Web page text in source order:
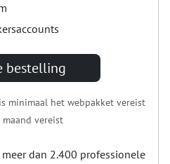
bestelling
minimaal het webpakket vereist
maand vereist
dan 2.400 professionele